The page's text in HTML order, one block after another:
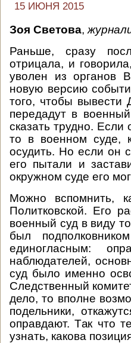
15 ИЮНЯ 2015
Зоя Светова,
Раньше, сразу
отрицала, и
уволен из органов
новую версию
того, чтобы вывести
передадут в
сказать трудно. Если
то в военном суде,
осудить. Но если он
его пытали и
окружном суде его
Можно вспомнить,
Политковской. Его
военный суд в виду
был
единогласным:
наблюдателей,
суд было именно
Следственный
дело, то вполне
подельники,
оправдают. Так что
узнать, какова